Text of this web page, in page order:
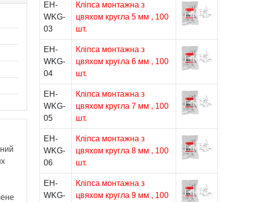
EH-
WKG-
03
Кліпса монтажна з
цвяхом кругла 5 мм , 100
шт.
EH-
WKG-
04
Кліпса монтажна з
цвяхом кругла 6 мм , 100
шт.
EH-
WKG-
05
Кліпса монтажна з
цвяхом кругла 7 мм , 100
шт.
EH-
WKG-
06
Кліпса монтажна з
цвяхом кругла 8 мм , 100
шт.
EH-
WKG-
Кліпса монтажна з
цвяхом кругла 9 мм , 100